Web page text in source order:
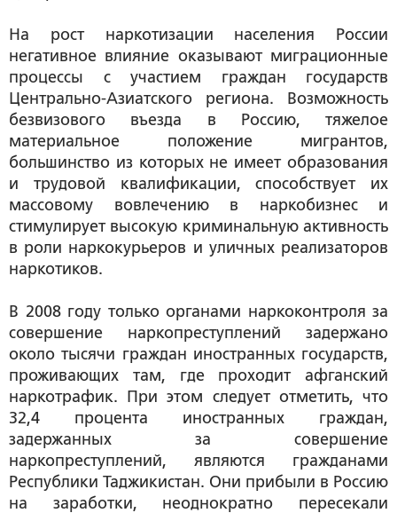
На рост наркотизации населения России
негативное влияние оказывают миграционные
процессы с участием граждан государств
Центрально-Азиатского региона. Возможность
безвизового въезда в Россию, тяжелое
материальное положение мигрантов,
большинство из которых не имеет образования
и трудовой квалификации, способствует их
массовому вовлечению в наркобизнес и
стимулирует высокую криминальную активность
в роли наркокурьеров и уличных реализаторов
наркотиков.
В 2008 году только органами наркоконтроля за
совершение наркопреступлений задержано
около тысячи граждан иностранных государств,
проживающих там, где проходит афганский
наркотрафик. При этом следует отметить, что
32,4 процента иностранных граждан,
задержанных за совершение
наркопреступлений, являются гражданами
Республики Таджикистан. Они прибыли в Россию
на заработки, неоднократно пересекали